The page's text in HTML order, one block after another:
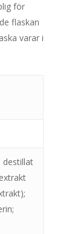
för
flaskan
varar i
destillat